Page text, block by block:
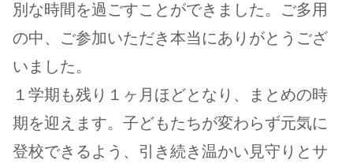
別な時間を過ごすことができました。ご多用
の中、ご参加いただき本当にありがとうござ
いました。
１学期も残り１ヶ月ほどとなり、まとめの時
期を迎えます。子どもたちが変わらず元気に
登校できるよう、引き続き温かい見守りとサ